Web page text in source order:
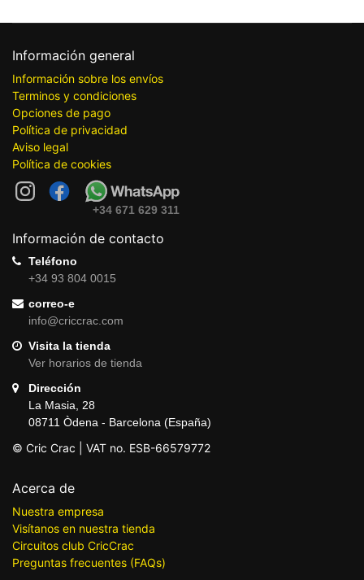
Información general
Información sobre los envíos
Terminos y condiciones
Opciones de pago
Política de privacidad
Aviso legal
Política de cookies
+34 671 629 311
Información de contacto
Teléfono
+34 93 804 0015
correo-e
info@criccrac.com
Visita la tienda
Ver horarios de tienda
Dirección
La Masia, 28
08711 Òdena - Barcelona (España)
© Cric Crac | VAT no. ESB-66579772
Acerca de
Nuestra empresa
Visítanos en nuestra tienda
Circuitos club CricCrac
Preguntas frecuentes (FAQs)